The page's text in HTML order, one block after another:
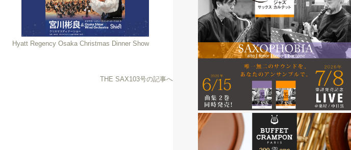
Hyatt Regency Osaka Christmas Dinner Show
THE SAX103号の記事へ